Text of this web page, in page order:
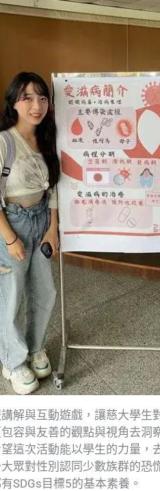
解與互動遊戲，讓慈大學生
容與友善的觀點與視角去洞
這次活動能以學生的力量，
眾對性別認同少數族群的恐
SDGs目標5的基本素養。